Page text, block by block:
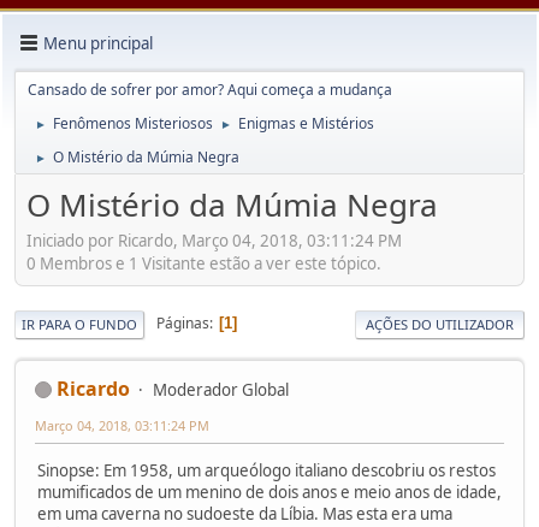
Menu principal
Cansado de sofrer por amor? Aqui começa a mudança
► Fenômenos Misteriosos ► Enigmas e Mistérios
► O Mistério da Múmia Negra
O Mistério da Múmia Negra
Iniciado por Ricardo, Março 04, 2018, 03:11:24 PM
0 Membros e 1 Visitante estão a ver este tópico.
IR PARA O FUNDO Páginas 1 AÇÕES DO UTILIZADOR
Ricardo Moderador Global
Março 04, 2018, 03:11:24 PM
Sinopse: Em 1958, um arqueólogo italiano descobriu os restos
mumificados de um menino de dois anos e meio anos de idade,
em uma caverna no sudoeste da Líbia. Mas esta era uma